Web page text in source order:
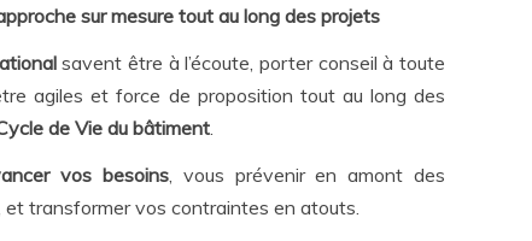
sur mesure tout au long des projets
savent être à l’écoute, porter conseil à toute
agiles et force de proposition tout au long des
de Vie du bâtiment.
vos besoins, vous prévenir en amont des
et transformer vos contraintes en atouts.